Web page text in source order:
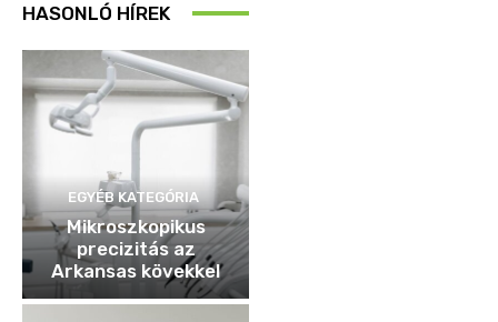
HASONLÓ HÍREK
EGYÉB KATEGÓRIA
Mikroszkopikus
precizitás az
Arkansas kövekkel